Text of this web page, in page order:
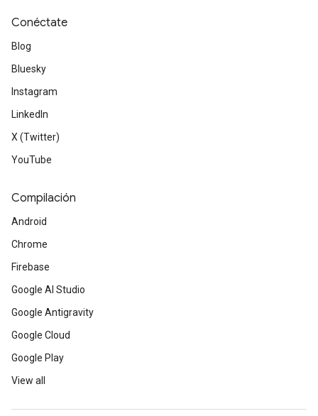
Conéctate
Blog
Bluesky
Instagram
LinkedIn
X (Twitter)
YouTube
Compilación
Android
Chrome
Firebase
Google AI Studio
Google Antigravity
Google Cloud
Google Play
View all